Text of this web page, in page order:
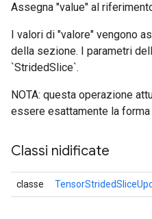
Assegna "value" al
I valori di "valore" vengono
della sezione. I parametri
`StridedSlice`.
NOTA: questa operazione
essere esattamente la
Classi nidificate
classe